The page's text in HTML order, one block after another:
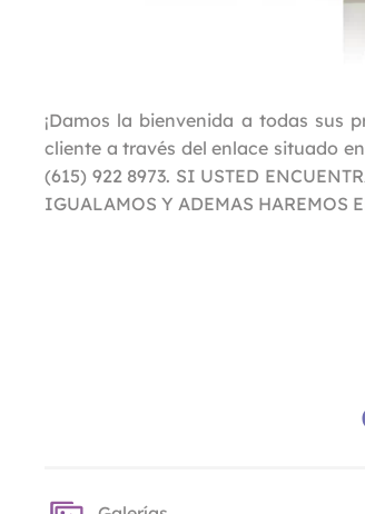
¡Damos la bienvenida a todas sus
cliente a través del enlace situado
(615) 922 8973. SI USTED
IGUALAMOS Y ADEMAS HAREMOS